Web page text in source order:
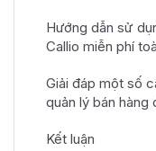
Hướng dẫn sử
Callio miễn phí
Giải đáp một số
quản lý bán hàng
Kết luận